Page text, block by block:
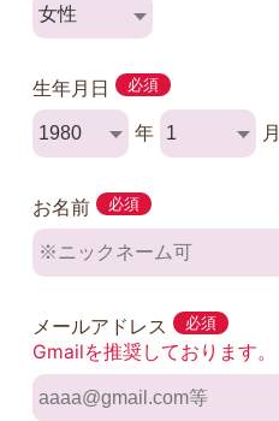
生年月日 必須
年 月
お名前 必須
メールアドレス 必須
Gmailを推奨しております。